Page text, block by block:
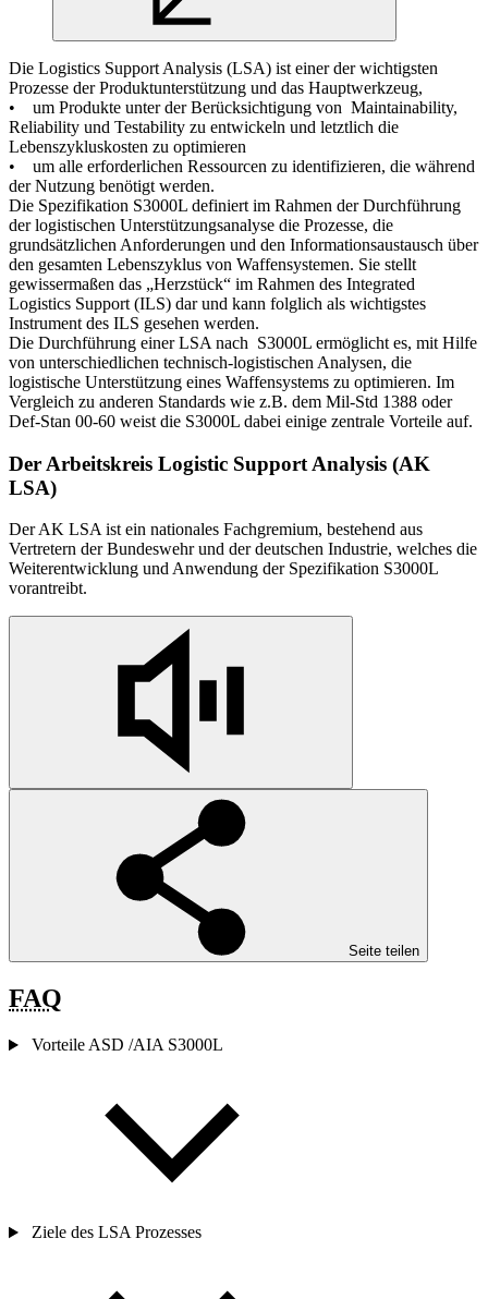
Die Logistics Support Analysis (LSA) ist einer der wichtigsten
Prozesse der Produktunterstützung und das Hauptwerkzeug,
• um Produkte unter der Berücksichtigung von Maintainability,
Reliability und Testability zu entwickeln und letztlich die
Lebenszykluskosten zu optimieren
• um alle erforderlichen Ressourcen zu identifizieren, die während
der Nutzung benötigt werden.
Die Spezifikation S3000L definiert im Rahmen der Durchführung
der logistischen Unterstützungsanalyse die Prozesse, die
grundsätzlichen Anforderungen und den Informationsaustausch über
den gesamten Lebenszyklus von Waffensystemen. Sie stellt
gewissermaßen das „Herzstück“ im Rahmen des Integrated
Logistics Support (ILS) dar und kann folglich als wichtigstes
Instrument des ILS gesehen werden.
Die Durchführung einer LSA nach S3000L ermöglicht es, mit Hilfe
von unterschiedlichen technisch-logistischen Analysen, die
logistische Unterstützung eines Waffensystems zu optimieren. Im
Vergleich zu anderen Standards wie z.B. dem Mil-Std 1388 oder
Def-Stan 00-60 weist die S3000L dabei einige zentrale Vorteile auf.
Der Arbeitskreis Logistic Support Analysis (AK
LSA)
Der AK LSA ist ein nationales Fachgremium, bestehend aus
Vertretern der Bundeswehr und der deutschen Industrie, welches die
Weiterentwicklung und Anwendung der Spezifikation S3000L
vorantreibt.
Seite teilen
FAQ
Vorteile ASD /AIA S3000L
Ziele des LSA Prozesses